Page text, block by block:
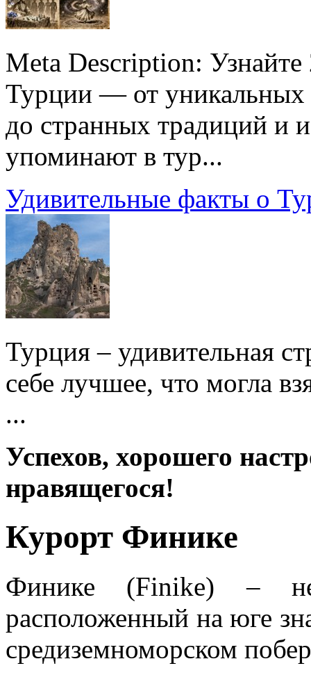
Meta Description:
Турции — от уникальных
до странных традиций и
упоминают в тур...
Удивительные факты о
Турция – удивительная
себе лучшее, что могла
...
Успехов, хорошего
нравящегося!
Курорт Финике
Финике (Finike) –
расположенный на юге
средиземноморском